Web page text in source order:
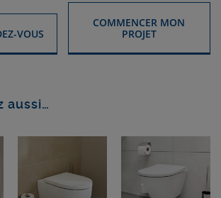
VOUS
COMMENCER MON
PROJET
aussi…